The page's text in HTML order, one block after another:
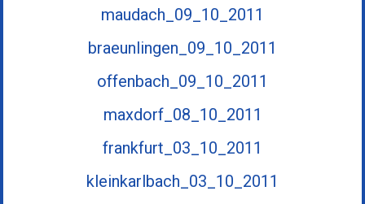
maudach_09_10_2011
braeunlingen_09_10_2011
offenbach_09_10_2011
maxdorf_08_10_2011
frankfurt_03_10_2011
kleinkarlbach_03_10_2011